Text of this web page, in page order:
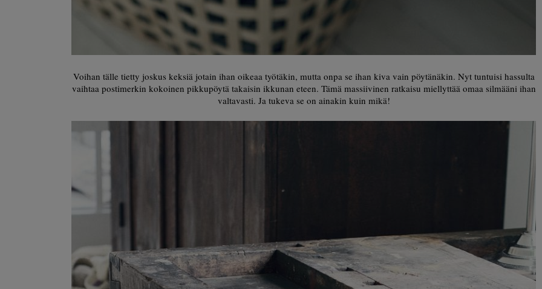
Voihan tälle tietty joskus keksiä jotain ihan oikeaa työtäkin, mutta onpa se ihan kiva vain pöytänäkin. Nyt tuntuisi hassulta
vaihtaa postimerkin kokoinen pikkupöytä takaisin ikkunan eteen. Tämä massiivinen ratkaisu miellyttää omaa silmääni ihan
valtavasti. Ja tukeva se on ainakin kuin mikä!